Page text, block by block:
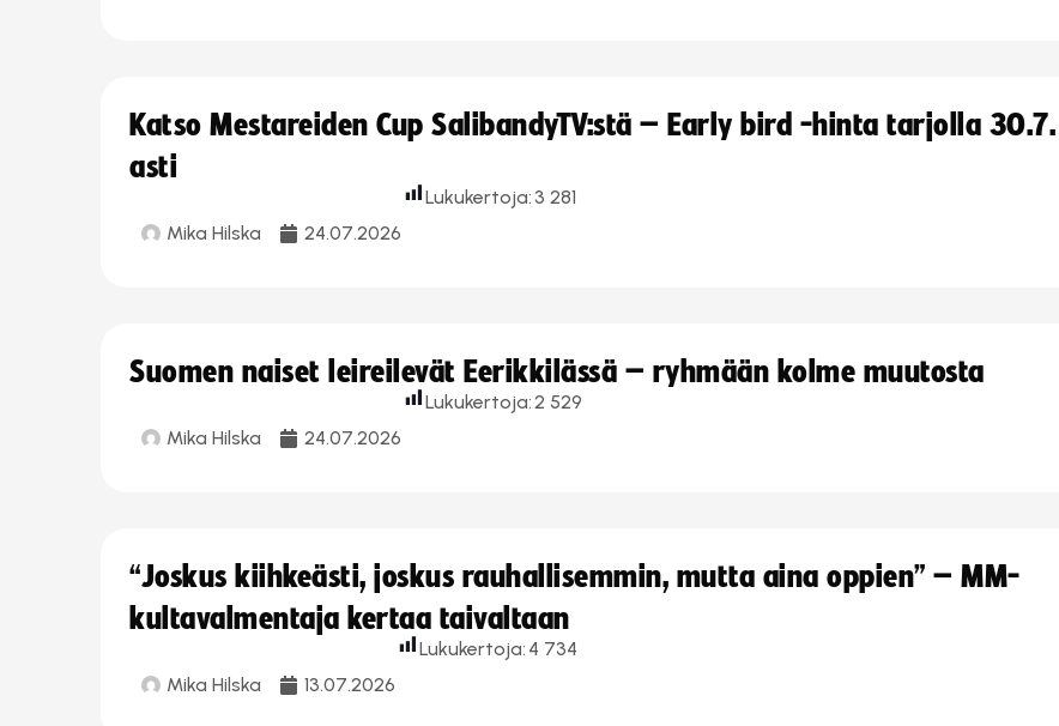
Katso Mestareiden Cup SalibandyTV:stä – Early bird -hinta tarjolla 30.7.
asti
Mika Hilska 24.07.2026
Lukukertoja: 3 281
Suomen naiset leireilevät Eerikkilässä – ryhmään kolme muutosta
Mika Hilska 24.07.2026
Lukukertoja:2 529
“Joskus kiihkeästi, joskus rauhallisemmin, mutta aina oppien” – MM-
kultavalmentaja kertaa taivaltaan
Mika Hilska 13.07.2026
Lukukertoja: 4 734